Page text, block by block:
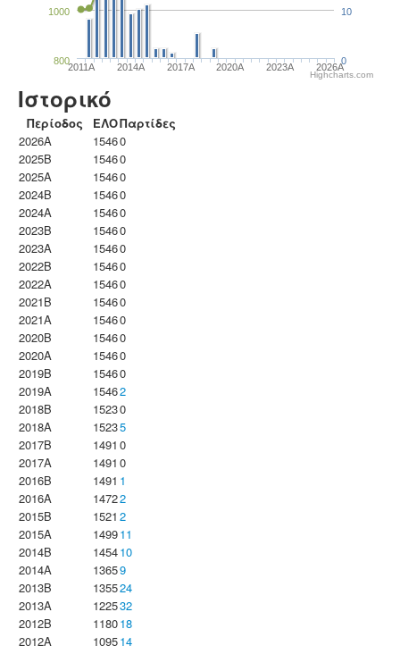
2011A 2014A 2017A 2020A 2023Α 2026A
800
1000
0
10
Highcharts.com
Ιστορικό
Περίοδος ΕΛΟΠαρτίδες
2026A
15460
2025B
15460
2025A
15460
2024B
15460
2024A
15460
2023B
15460
2023Α
15460
2022B
15460
2022A
15460
2021B
15460
2021A
15460
2020B
15460
2020A
15460
2019B
15460
2019A
15462
2018B
15230
2018A
15235
2017B
1491 0
2017A
1491 0
2016B
1491 1
2016A
14722
2015B
1521 2
2015A
149911
2014B
145410
2014A
13659
2013B
135524
2013A
122532
2012B
118018
2012A
109514